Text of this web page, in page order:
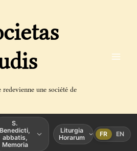
une société de
S.
Benedicti,
abbatis,
Memoria
Liturgia
Horarum
FR EN